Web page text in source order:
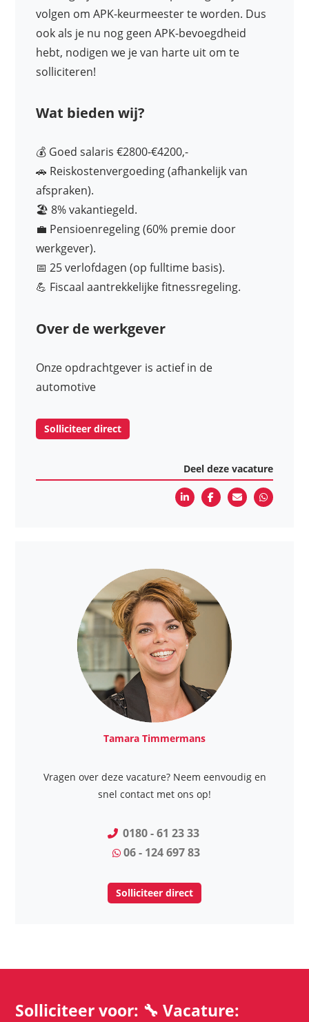
volgen om APK-keurmeester te worden. Dus
ook als je nu nog geen APK-bevoegdheid
hebt, nodigen we je van harte uit om te
solliciteren!
Wat bieden wij?
💰 Goed salaris €2800-€4200,-
🚗 Reiskostenvergoeding (afhankelijk van
afspraken).
🏖 8% vakantiegeld.
💼 Pensioenregeling (60% premie door
werkgever).
📅 25 verlofdagen (op fulltime basis).
💪 Fiscaal aantrekkelijke fitnessregeling.
Over de werkgever
Onze opdrachtgever is actief in de
automotive
Solliciteer direct
Deel deze vacature
Tamara Timmermans
Vragen over deze vacature? Neem eenvoudig en
snel contact met ons op!
0180 - 61 23 33
06 - 124 697 83
Solliciteer direct
Solliciteer voor: 🔧 Vacature: